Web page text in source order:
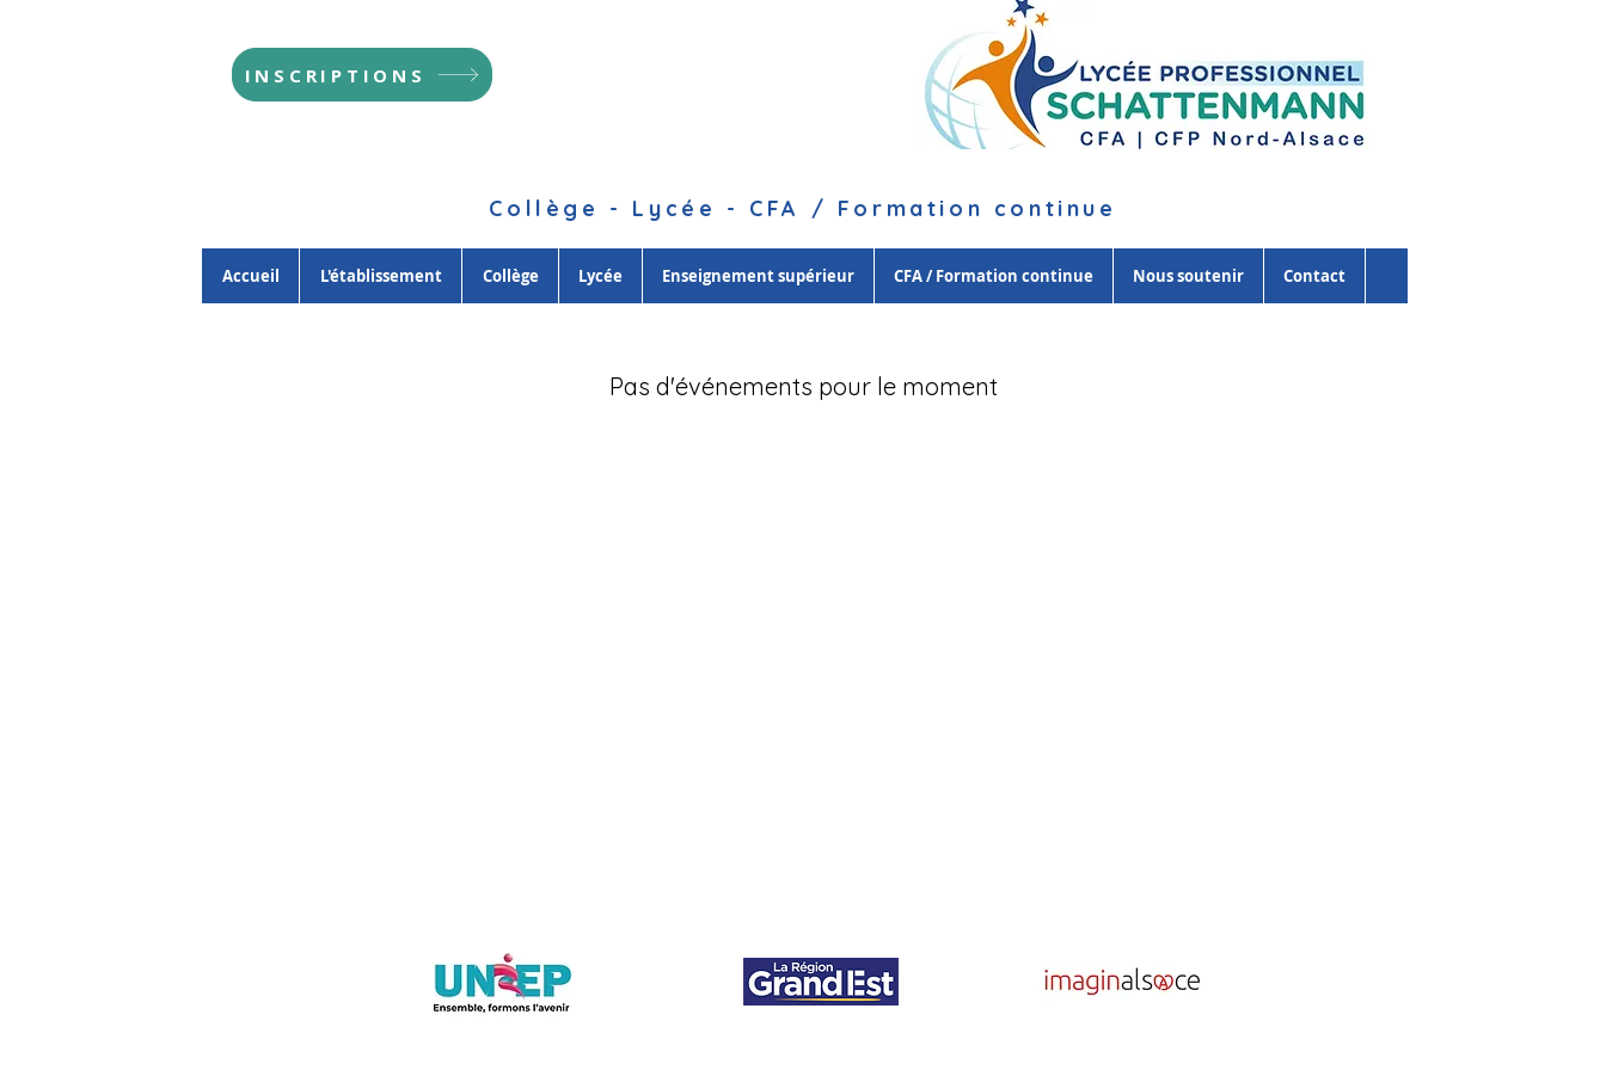
INSCRIPTIONS
Collège - Lycée - CFA / Formation continue
Accueil L'établissement Collège Lycée Enseignement supérieur CFA / Formation continue Nous soutenir Contact
Pas d'événements pour le moment